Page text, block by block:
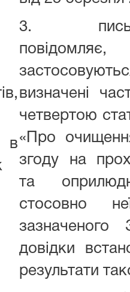
в
3.
визначені
четвертою
«Про
згоду на
та
стосовно
довідки
результати